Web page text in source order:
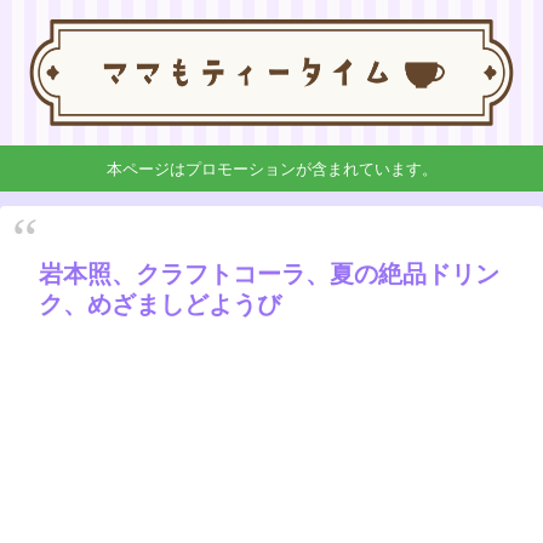
本ページはプロモーションが含まれています。
岩本照、クラフトコーラ、夏の絶品ドリン
ク、めざましどようび